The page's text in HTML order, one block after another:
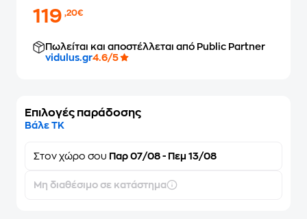
119,20€
Πωλείται και αποστέλλεται από Public Partner
vidulus.gr4.6/5
Επιλογές παράδοσης
Βάλε ΤΚ
Στον χώρο σου Παρ 07/08 - Πεμ 13/08
Μη διαθέσιμο σε κατάστημα